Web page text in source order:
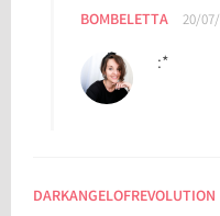
BOMBELETTA 20/
:*
DARKANGELOFREVOLUTION